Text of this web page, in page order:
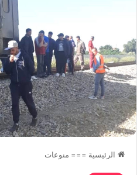
الرئيسية === منوعات